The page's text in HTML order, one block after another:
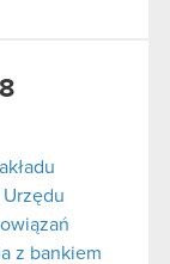
z bankiem